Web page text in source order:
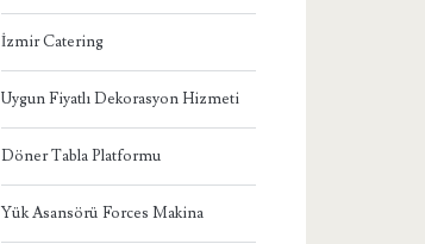
İzmir Catering
Uygun Fiyatlı Dekorasyon Hizmeti
Döner Tabla Platformu
Yük Asansörü Forces Makina